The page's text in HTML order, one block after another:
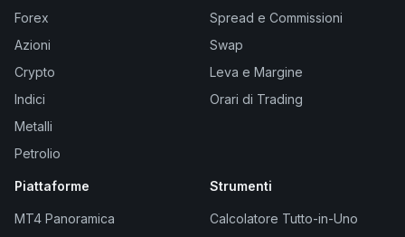
Forex
Azioni
Crypto
Indici
Metalli
Petrolio
Spread e Commissioni
Swap
Leva e Margine
Orari di Trading
Piattaforme
MT4 Panoramica
Strumenti
Calcolatore Tutto-in-Uno